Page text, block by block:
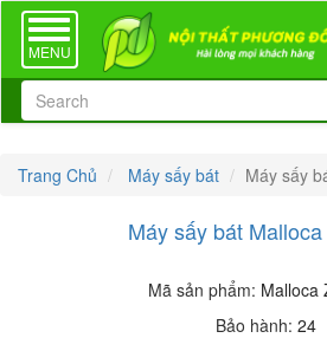
TOGGLE
NAVIGATION
MENU
Trang Chủ Máy sấy bát Máy sấy
Máy sấy bát
Mã sản phẩm: Malloca
Bảo hành: 24